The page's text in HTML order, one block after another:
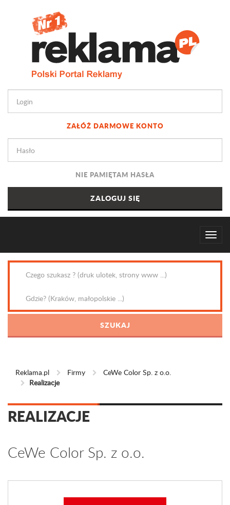
ZAŁÓŻ DARMOWE KONTO
NIE PAMIĘTAM HASŁA
Reklama.pl Firmy
CeWe Color Sp. z o.o.
Realizacje
REALIZACJE
CeWe Color Sp. z o.o.